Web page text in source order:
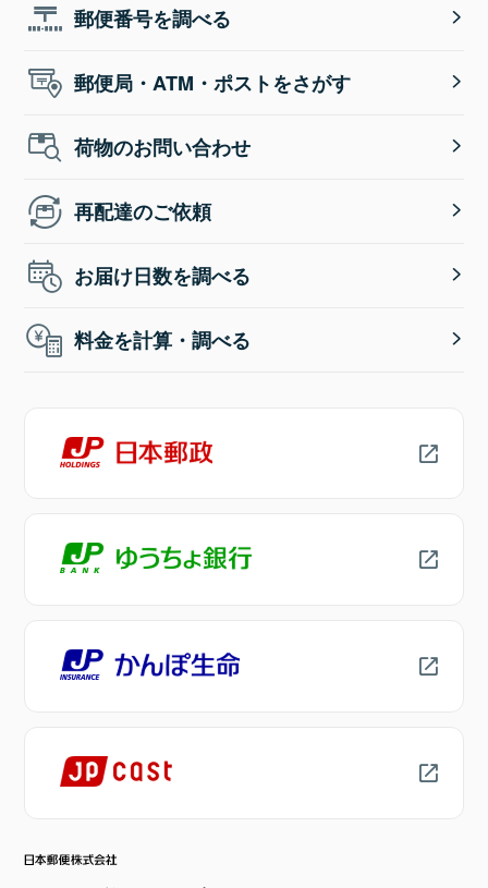
郵便番号を調べる
郵便局・ATM・ポストをさがす
荷物のお問い合わせ
再配達のご依頼
お届け日数を調べる
料金を計算・調べる